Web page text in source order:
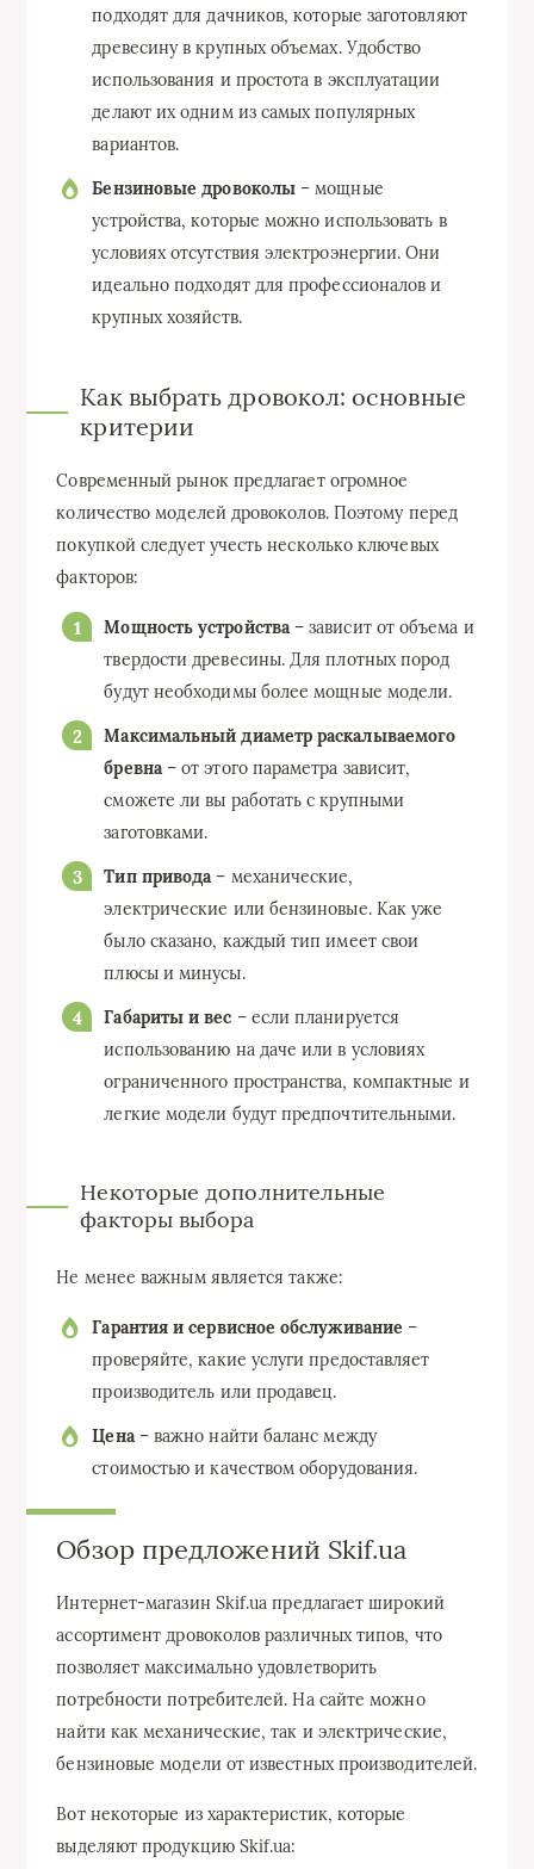
подходят для дачников, которые заготовляют
древесину в крупных объемах. Удобство
использования и простота в эксплуатации
делают их одним из самых популярных
вариантов.
Бензиновые дровоколы – мощные
устройства, которые можно использовать в
условиях отсутствия электроэнергии. Они
идеально подходят для профессионалов и
крупных хозяйств.
Как выбрать дровокол: основные
критерии
Современный рынок предлагает огромное
количество моделей дровоколов. Поэтому перед
покупкой следует учесть несколько ключевых
факторов:
Мощность устройства– зависит от объема и
твердости древесины. Для плотных пород
будут необходимы более мощные модели.
Максимальный диаметр раскалываемого
бревна– от этого параметра зависит,
сможете ли вы работать с крупными
заготовками.
Тип привода – механические,
электрические или бензиновые. Как уже
было сказано, каждый тип имеет свои
плюсы и минусы.
Габариты и вес – если планируется
использованию на даче или в условиях
ограниченного пространства, компактные и
легкие модели будут предпочтительными.
Некоторые дополнительные
факторы выбора
Не менее важным является также:
Гарантия и сервисное обслуживание –
проверяйте, какие услуги предоставляет
производитель или продавец.
Цена– важно найти баланс между
стоимостью и качеством оборудования.
Обзор предложений Skif.ua
Интернет-магазин Skif.ua предлагает широкий
ассортимент дровоколов различных типов, что
позволяет максимально удовлетворить
потребности потребителей. На сайте можно
найти как механические, так и электрические,
бензиновые модели от известных производителей.
Вот некоторые из характеристик, которые
выделяют продукцию Skif.ua: